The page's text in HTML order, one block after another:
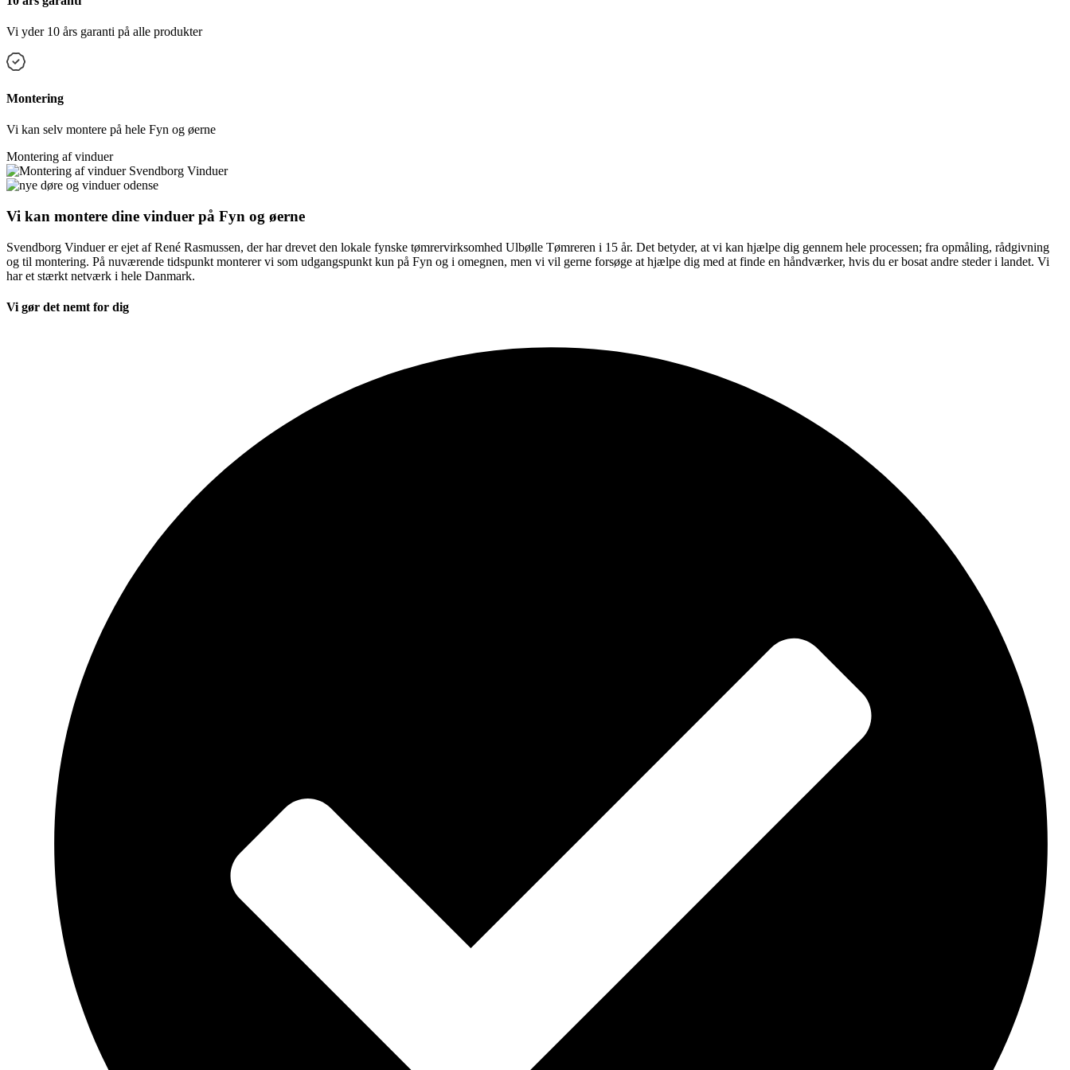
Vi yder 10 års garanti på alle produkter
Montering
Vi kan selv montere på hele Fyn og øerne
Montering af vinduer
Vi kan montere dine vinduer på Fyn og øerne
Svendborg Vinduer er ejet af René Rasmussen, der har drevet den lokale fynske tømrervirksomhed Ulbølle Tømreren i 15 år. Det betyder, at vi kan hjælpe dig gennem hele processen; fra opmåling, rådgivning
og til montering. På nuværende tidspunkt monterer vi som udgangspunkt kun på Fyn og i omegnen, men vi vil gerne forsøge at hjælpe dig med at finde en håndværker, hvis du er bosat andre steder i landet. Vi
har et stærkt netværk i hele Danmark.
Vi gør det nemt for dig